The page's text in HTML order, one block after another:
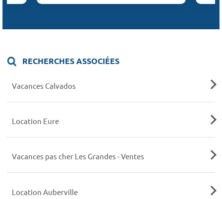
RECHERCHES ASSOCIÉES
Vacances Calvados
Location Eure
Vacances pas cher Les Grandes - Ventes
Location Auberville